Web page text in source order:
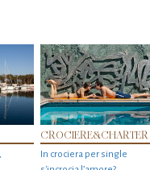
CROCIERE&CHARTER
In crociera per single